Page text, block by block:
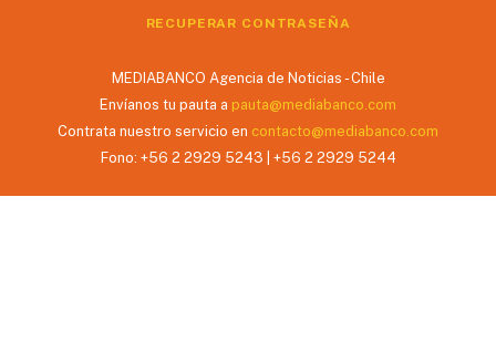
RECUPERAR CONTRASEÑA
MEDIABANCO Agencia de Noticias - Chile
Envíanos tu pauta a pauta@mediabanco.com
Contrata nuestro servicio en contacto@mediabanco.com
Fono: +56 2 2929 5243 | +56 2 2929 5244